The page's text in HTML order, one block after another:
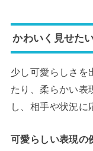
かわいく見せた
少し可愛らしさを
たり、柔らかい表
し、相手や状況に
可愛らしい表現の